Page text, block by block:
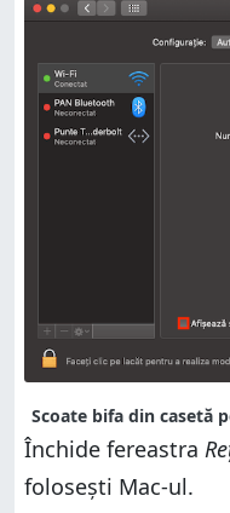
Scoate bifa din casetă
Închide fereastra
folosești Mac-ul.